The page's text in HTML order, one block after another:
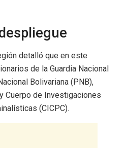
detalló que en este
de la Guardia Nacional
Bolivariana (PNB),
Cuerpo de Investigaciones
(CICPC).